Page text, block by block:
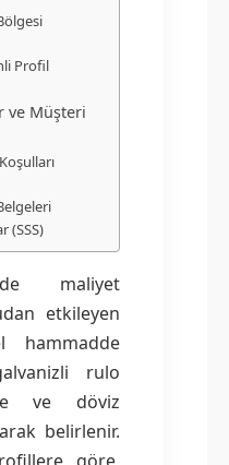
Profil
ve Müşteri
(SSS)
maliyet
etkileyen
hammadde
rulo
ve döviz
belirlenir.